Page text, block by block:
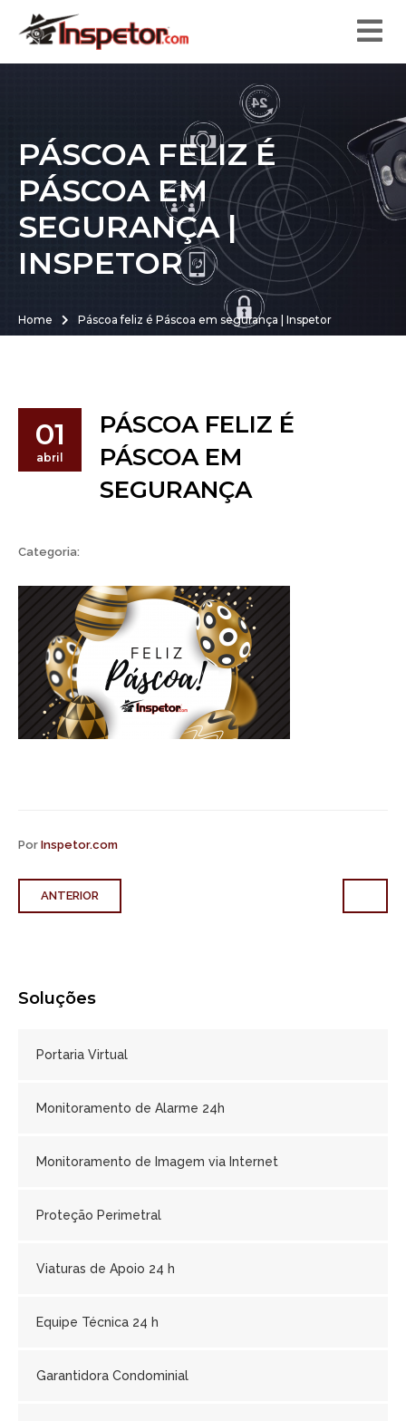
PÁSCOA FELIZ É
PÁSCOA EM
SEGURANÇA |
INSPETOR
Home Páscoa feliz é Páscoa em segurança | Inspetor
01
abril
PÁSCOA FELIZ É
PÁSCOA EM
SEGURANÇA
Categoria:
Por Inspetor.com
ANTERIOR
Soluções
Portaria Virtual
Monitoramento de Alarme 24h
Monitoramento de Imagem via Internet
Proteção Perimetral
Viaturas de Apoio 24 h
Equipe Técnica 24 h
Garantidora Condominial